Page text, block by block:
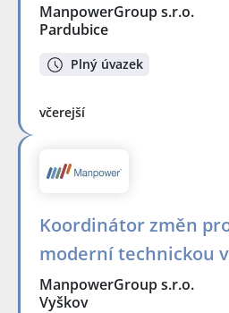
ManpowerGroup s.r.o.
Pardubice
Plný úvazek
včerejší
Koordinátor změn
moderní technickou
ManpowerGroup s.r.o.
Vyškov